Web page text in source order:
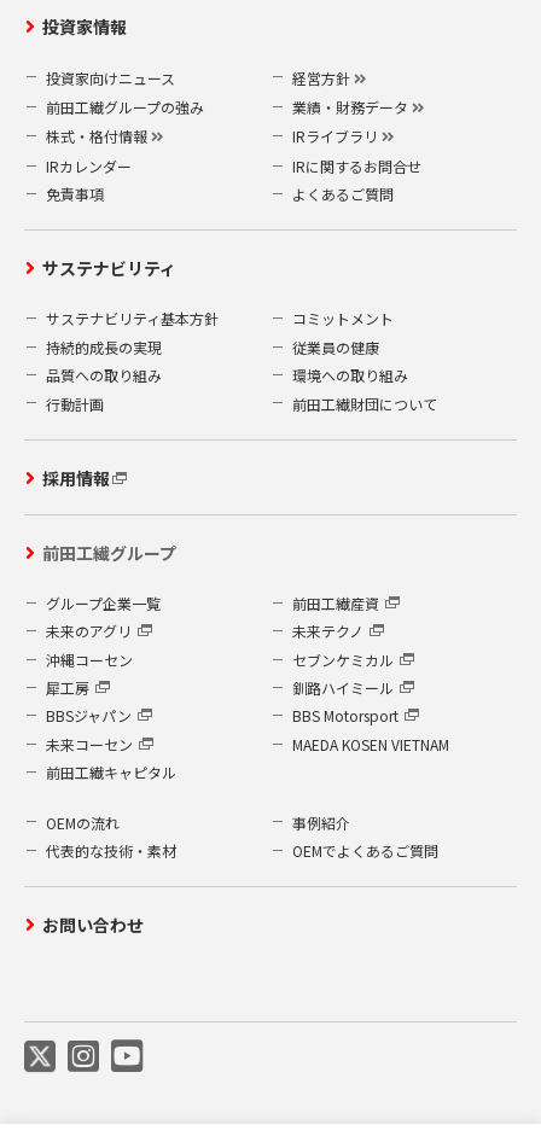
切な安全対策を行っています。
個人情報を取り扱う部門に管理責任者を置き、
管理を徹底させているとともに個人情報の取扱
いに関し、社内規程を整備し、徹底し、全ての
従業員との間に守秘契約を結んでおります。
個人情報は、限られた担当者のみがアクセスで
きるシステムにより保護されており、事故や情
部からのウイルス進入などを防ぐウイルス検出
6.クッキーの利用
クッキー（Cookies）は、お客様が当社ウェブサ
イトに再度訪問された際、より便利に当社ウェブ
サイトを閲覧していただくためのものであり、お
客様のプライバシーを侵害するものではなく、ま
たお客様のコンピューターへ悪影響を及ぼすこと
はありません。
キーに含まれる当社ウェブサイト上での視聴行動
についての全体傾向やパターン等の情報を収集す
る場合があります。収集した情報は、当社（当社
が調査分析作業を委託する会社を含みます。）が
アクセス傾向を分析し、より良いお客様サービス
を提供していくために使用します。
また、収集した情報につきましては、お客様の個
下さい。なおクッキーを受付けない設定にして頂
いても当社ウェブサイトを利用することは可能で
す。
合、個人情報の不正使用、漏洩を防ぐ機密保持契
約締結済みの業者に限って委託いたします。
投資家情報
投資家向けニュース
経営方針
前田工繊グループの強み
業績・財務データ
株式・格付情報
IRライブラリ
IRカレンダー
IRに関するお問合せ
免責事項
よくあるご質問
サステナビリティ
サステナビリティ基本方針
コミットメント
持続的成長の実現
従業員の健康
品質への取り組み
環境への取り組み
行動計画
前田工繊財団について
採用情報
前田工繊グループ
グループ企業一覧
前田工繊産資
未来のアグリ
未来テクノ
沖縄コーセン
セブンケミカル
犀工房
釧路ハイミール
BBSジャパン
BBS Motorsport
未来コーセン
MAEDA KOSEN VIETNAM
前田工繊キャピタル
OEMの流れ
事例紹介
代表的な技術・素材
OEMでよくあるご質問
お問い合わせ